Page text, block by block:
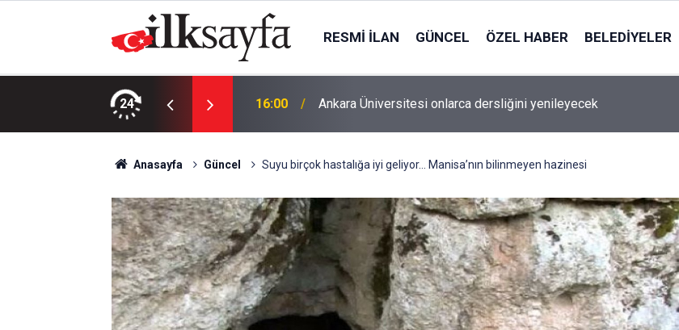
RESMI İLAN GÜNCEL ÖZEL HABER BELEDIYELER
24 16:00 Ankara Üniversitesi onlarca dersliğini yenileyecek
Anasayfa Güncel Suyu birçok hastalığa iyi geliyor… Manisa’nın bilinmeyen hazinesi